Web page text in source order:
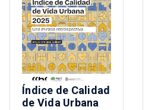
Índice de Calidad
de Vida Urbana